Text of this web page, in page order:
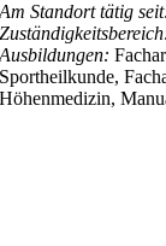
Am Standort tätig
Ausbildungen:
Sportheilkunde,
Höhenmedizin,